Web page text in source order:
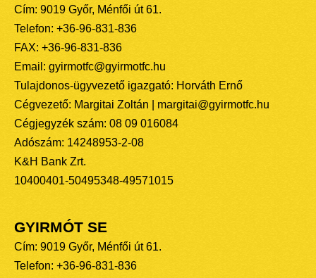
Cím: 9019 Győr, Ménfői út 61.
Telefon: +36-96-831-836
FAX: +36-96-831-836
Email: gyirmotfc@gyirmotfc.hu
Tulajdonos-ügyvezető igazgató: Horváth Ernő
Cégvezető: Margitai Zoltán | margitai@gyirmotfc.hu
Cégjegyzék szám: 08 09 016084
Adószám: 14248953-2-08
K&H Bank Zrt.
10400401-50495348-49571015
GYIRMÓT SE
Cím: 9019 Győr, Ménfői út 61.
Telefon: +36-96-831-836